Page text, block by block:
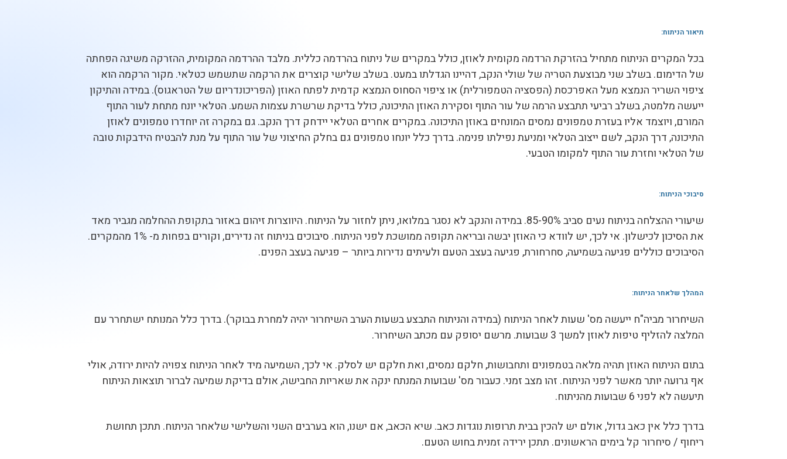
תיאור הניתוח:
בכל המקרים הניתוח מתחיל בהזרקת הרדמה מקומית לאוזן, כולל במקרים של ניתוח בהרדמה כללית. מלבד ההרדמה המקומית, ההזרקה משיגה הפחתה
של הדימום. בשלב שני מבוצעת הטריה של שולי הנקב, דהיינו הגדלתו במעט. בשלב שלישי קוצרים את הרקמה שתשמש כטלאי. מקור הרקמה הוא
ציפוי השריר הנמצא מעל האפרכסת (הפסציה הטמפורלית) או ציפוי הסחוס הנמצא קדמית לפתח האוזן (הפריכונדריום של הטראגוס). במידה והתיקון
ייעשה מלמטה, בשלב רביעי תתבצע הרמה של עור התוף וסקירת האוזן התיכונה, כולל בדיקת שרשרת עצמות השמע. הטלאי יונח מתחת לעור התוף
המורם, ויוצמד אליו בעזרת טמפונים נמסים המונחים באוזן התיכונה. במקרים אחרים הטלאי יידחק דרך הנקב. גם במקרה זה יוחדרו טמפונים לאוזן
התיכונה, דרך הנקב, לשם ייצוב הטלאי ומניעת נפילתו פנימה. בדרך כלל יונחו טמפונים גם בחלק החיצוני של עור התוף על מנת להבטיח הידבקות טובה
של הטלאי וחזרת עור התוף למקומו הטבעי.
סיבוכי הניתוח:
שיעורי ההצלחה בניתוח נעים סביב 85-90%. במידה והנקב לא נסגר במלואו, ניתן לחזור על הניתוח. היווצרות זיהום באזור בתקופת ההחלמה מגביר מאד
את הסיכון לכישלון. אי לכך, יש לוודא כי האוזן יבשה ובריאה תקופה ממושכת לפני הניתוח. סיבוכים בניתוח זה נדירים, וקורים בפחות מ- 1% מהמקרים.
הסיבוכים כוללים פגיעה בשמיעה, סחרחורת, פגיעה בעצב הטעם ולעיתים נדירות ביותר – פגיעה בעצב הפנים.
המהלך שלאחר הניתוח:
השיחרור מביה"ח ייעשה מס' שעות לאחר הניתוח (במידה והניתוח התבצע בשעות הערב השיחרור יהיה למחרת בבוקר). בדרך כלל המנותח ישתחרר עם
המלצה להזליף טיפות לאוזן למשך 3 שבועות. מרשם יסופק עם מכתב השיחרור.
בתום הניתוח האוזן תהיה מלאה בטמפונים ותחבושות, חלקם נמסים, ואת חלקם יש לסלק. אי לכך, השמיעה מיד לאחר הניתוח צפויה להיות ירודה, אולי
אף גרועה יותר מאשר לפני הניתוח. זהו מצב זמני. כעבור מס' שבועות המנתח ינקה את שאריות החבישה, אולם בדיקת שמיעה לברור תוצאות הניתוח
תיעשה לא לפני 6 שבועות מהניתוח.
בדרך כלל אין כאב גדול, אולם יש להכין בבית תרופות נוגדות כאב. שיא הכאב, אם ישנו, הוא בערבים השני והשלישי שלאחר הניתוח. תתכן תחושת
ריחוף / סיחרור קל בימים הראשונים. תתכן ירידה זמנית בחוש הטעם.